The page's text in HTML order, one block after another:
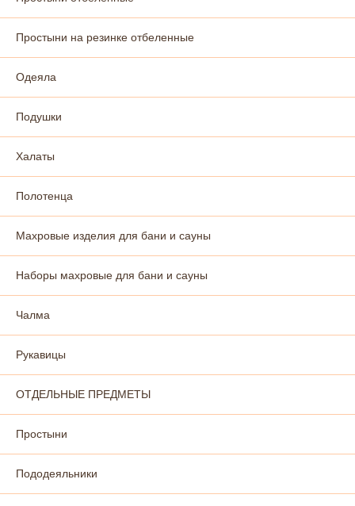
Простыни на резинке отбеленные
Одеяла
Подушки
Халаты
Полотенца
Махровые изделия для бани и сауны
Наборы махровые для бани и сауны
Чалма
Рукавицы
ОТДЕЛЬНЫЕ ПРЕДМЕТЫ
Простыни
Пододеяльники